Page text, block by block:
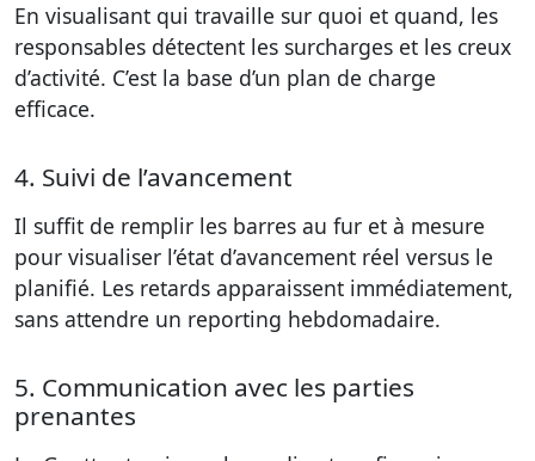
En visualisant qui travaille sur quoi et quand, les
responsables détectent les surcharges et les creux
d’activité. C’est la base d’un plan de charge
efficace.
4. Suivi de l’avancement
Il suffit de remplir les barres au fur et à mesure
pour visualiser l’état d’avancement réel versus le
planifié. Les retards apparaissent immédiatement,
sans attendre un reporting hebdomadaire.
5. Communication avec les parties
prenantes